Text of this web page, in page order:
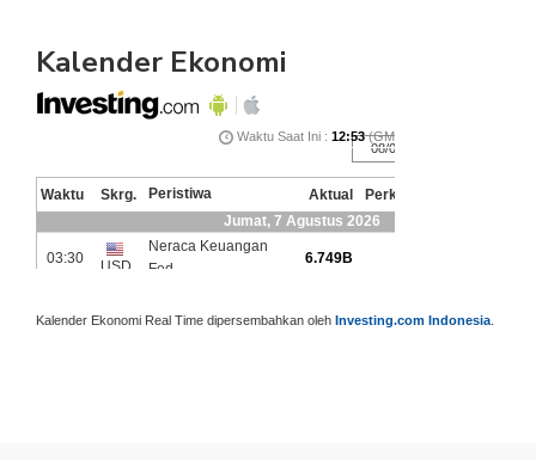
Kalender Ekonomi
Kalender Ekonomi Real Time dipersembahkan oleh Investing.com Indonesia